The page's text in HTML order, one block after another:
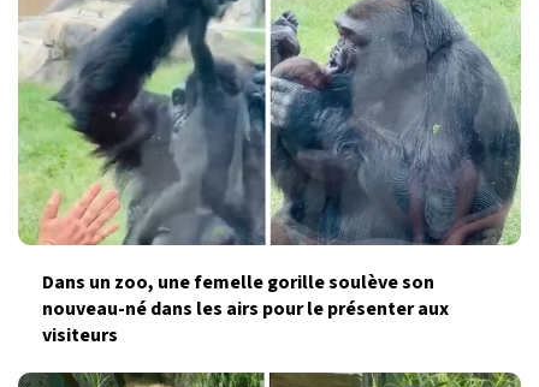
Dans un zoo, une femelle gorille soulève son
nouveau-né dans les airs pour le présenter aux
visiteurs